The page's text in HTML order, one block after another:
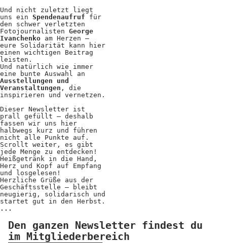
Und nicht zuletzt liegt
uns ein Spendenaufruf für
den schwer verletzten
Fotojournalisten George
Ivanchenko am Herzen –
eure Solidarität kann hier
einen wichtigen Beitrag
leisten.
Und natürlich wie immer
eine bunte Auswahl an
Ausstellungen und
Veranstaltungen , die
inspirieren und vernetzen.
Dieser Newsletter ist
prall gefüllt – deshalb
fassen wir uns hier
halbwegs kurz und führen
nicht alle Punkte auf.
Scrollt weiter, es gibt
jede Menge zu entdecken!
Heißgetränk in die Hand,
Herz und Kopf auf Empfang
und losgelesen!
Herzliche Grüße aus der
Geschäftsstelle – bleibt
neugierig, solidarisch und
startet gut in den Herbst.
...
Den ganzen Newsletter findest du
im Mitgliederbereich